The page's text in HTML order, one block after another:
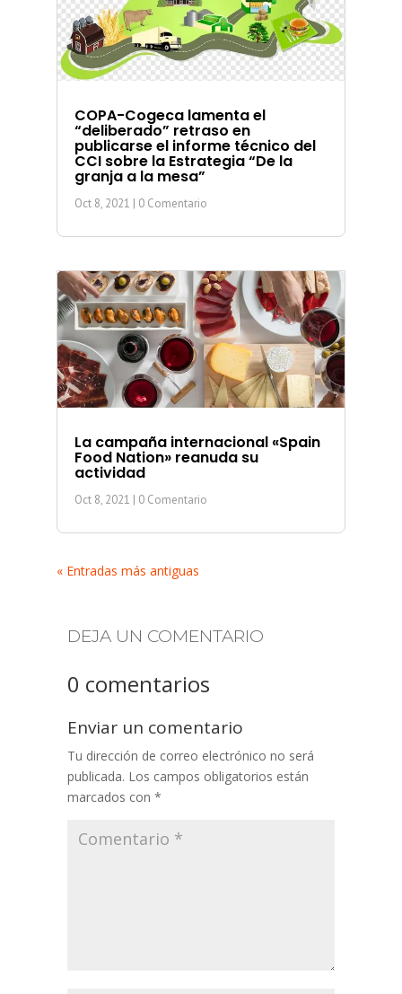
COPA-Cogeca lamenta el
“deliberado” retraso en
publicarse el informe técnico del
CCI sobre la Estrategia “De la
granja a la mesa”
Oct 8, 2021 | 0 Comentario
La campaña internacional «Spain
Food Nation» reanuda su
actividad
Oct 8, 2021 | 0 Comentario
« Entradas más antiguas
DEJA UN COMENTARIO
0 comentarios
Enviar un comentario
Tu dirección de correo electrónico no será
publicada. Los campos obligatorios están
marcados con *